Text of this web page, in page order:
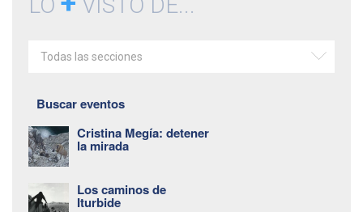
Todas las secciones
Buscar eventos
Cristina Megía: detener
la mirada
Los caminos de
Iturbide